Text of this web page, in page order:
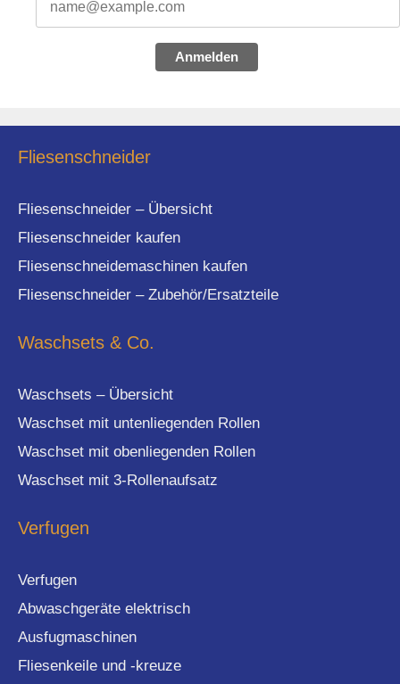
Anmelden
Fliesenschneider
Fliesenschneider – Übersicht
Fliesenschneider kaufen
Fliesenschneidemaschinen kaufen
Fliesenschneider – Zubehör/Ersatzteile
Waschsets & Co.
Waschsets – Übersicht
Waschset mit untenliegenden Rollen
Waschset mit obenliegenden Rollen
Waschset mit 3-Rollenaufsatz
Verfugen
Verfugen
Abwaschgeräte elektrisch
Ausfugmaschinen
Fliesenkeile und -kreuze